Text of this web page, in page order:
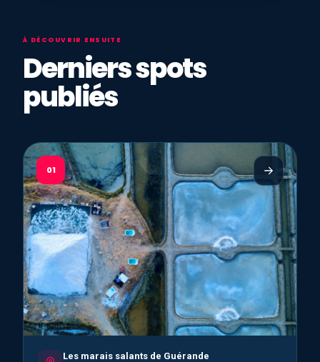
À DÉCOUVRIR ENSUITE
Derniers spots
publiés
01
Les marais salants de Guérande